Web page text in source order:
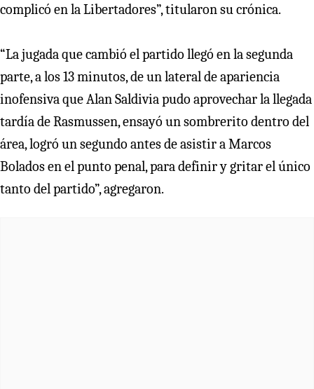
complicó en la Libertadores”, titularon su crónica.
“La jugada que cambió el partido llegó en la segunda
parte, a los 13 minutos, de un lateral de apariencia
inofensiva que Alan Saldivia pudo aprovechar la llegada
tardía de Rasmussen, ensayó un sombrerito dentro del
área, logró un segundo antes de asistir a Marcos
Bolados en el punto penal, para definir y gritar el único
tanto del partido”, agregaron.